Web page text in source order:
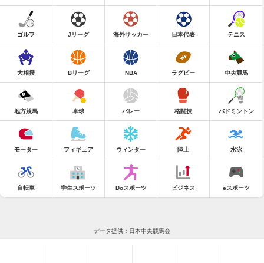
ゴルフ Jリーグ 海外サッカー 日本代表 テニス
大相撲 Bリーグ NBA ラグビー 中央競馬
地方競馬 卓球 バレー 格闘技 バドミントン
モーター フィギュア ウィンター 陸上 水泳
自転車 学生スポーツ Doスポーツ ビジネス eスポーツ
データ提供：日本中央競馬会